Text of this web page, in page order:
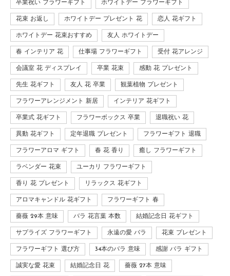
卒業祝い フラワーギフト ホワイトデー フラワーギフト
花束 お返し ホワイトデー プレゼント 花 恋人 花ギフト
ホワイトデー 花束おすすめ 友人 ホワイトデー
春 インテリア 花 仕事場 フラワーギフト 受付 花アレンジ
会議室 花 ディスプレイ 卒業 花束 感動 花 プレゼント
先生 花ギフト 友人 花 卒業 観葉植物 プレゼント
フラワーアレンジメント 新居 インテリア 花ギフト
卒業式 花ギフト フラワーボックス 卒業 退職祝い 花
異動 花ギフト 定年退職 プレゼント フラワーギフト 退職
フラワーアロマ ギフト 春 花 香り 癒し フラワーギフト
ラベンダー 花束 ユーカリ フラワーギフト
香り 花 プレゼント リラックス 花ギフト
アロマキャンドル 花ギフト フラワーギフト 春
薔薇 29本 意味 バラ 花言葉 本数 結婚記念日 花ギフト
サプライズ フラワーギフト 永遠の愛 バラ 花束 プレゼント
フラワーギフト 選び方 34本のバラ 意味 感謝 バラ ギフト
誠実な愛 花束 結婚記念日 花 薔薇 27本 意味